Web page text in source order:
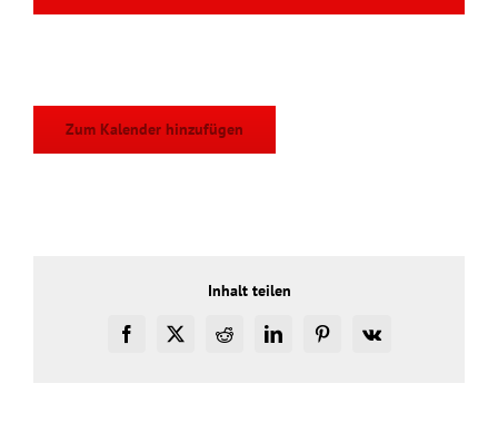
Zum Kalender hinzufügen
Inhalt teilen
Facebook
X RedditLinkedInPinterest
Vk